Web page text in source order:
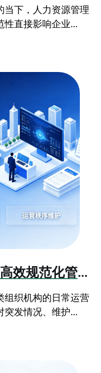
当下，人力资源管理
性直接影响企业...
数字化赋能值班管理：构建高效规范化管控体系
组织机构的日常运营
突发情况、维护...